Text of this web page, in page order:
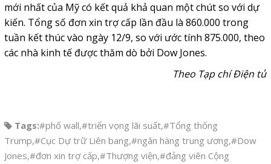
mới nhất của Mỹ có kết quả khả quan một chút so với dự
kiến. Tổng số đơn xin trợ cấp lần đầu là 860.000 trong
tuần kết thúc vào ngày 12/9, so với ước tính 875.000, theo
các nhà kinh tế được thăm dò bởi Dow Jones.
Theo Tạp chí Điện tử
Tags:#phố wall,#triển vọng lãi suất,#Tổng thống
Trump,#Cục Dự trữ Liên bang,#ngân hàng trung ương,#Dow
Jones,#đơn xin trợ cấp,#Thượng viện,#đảng viên Cộng